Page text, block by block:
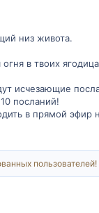
низ живота.
в твоих
исчезающие
посланий!
в прямой эфир
пользователей!